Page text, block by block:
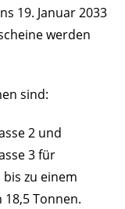
19. Januar 2033
werden
sind:
2 und
3 für
zu einem
Tonnen.